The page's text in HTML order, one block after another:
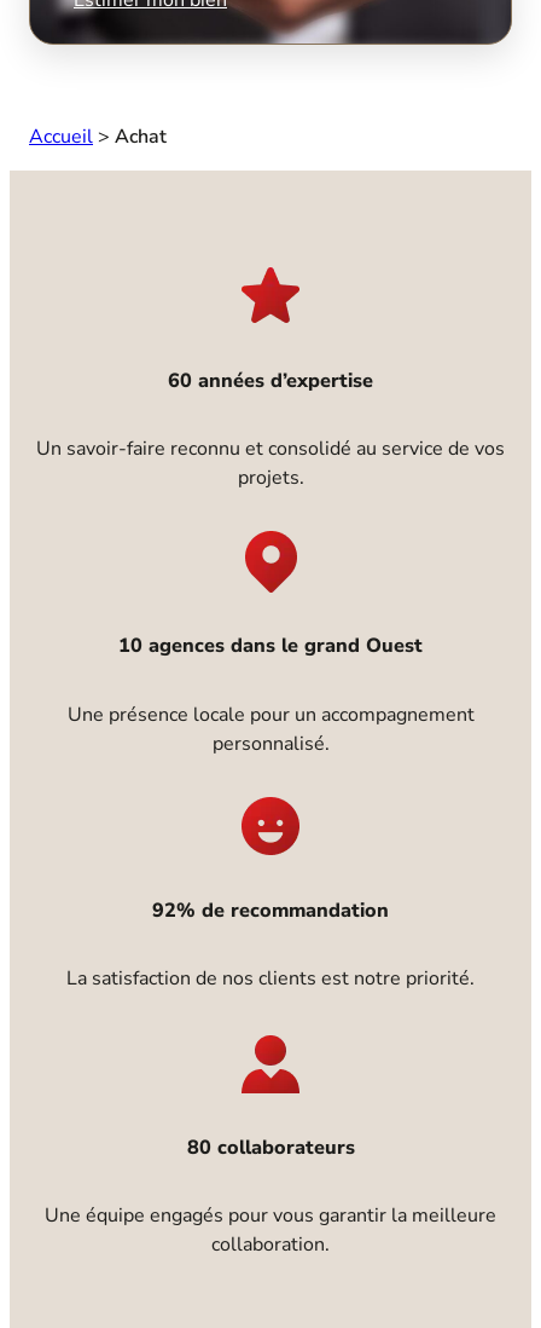
Accueil > Achat
60 années d’expertise
Un savoir-faire reconnu et consolidé au service de vos
projets.
10 agences dans le grand Ouest
Une présence locale pour un accompagnement
personnalisé.
92% de recommandation
La satisfaction de nos clients est notre priorité.
80 collaborateurs
Une équipe engagés pour vous garantir la meilleure
collaboration.